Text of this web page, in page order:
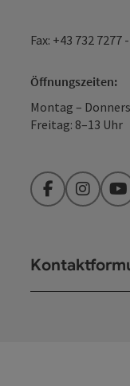
Fax: +43 732 7277
Öffnungszeiten:
Montag –
Freitag: 8–13 Uhr
Facebook